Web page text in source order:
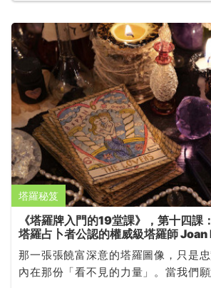
塔羅秘笈
《塔羅牌入門的19堂課》，第十四課
塔羅占卜者公認的權威級塔羅師
那一張張饒富深意的塔羅圖像，只是
內在那份「看不見的力量」。當我們